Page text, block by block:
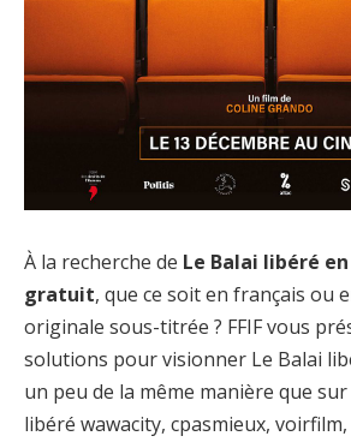
À la recherche de Le Balai libéré
gratuit, que ce soit en français ou
originale sous-titrée ? FFIF vous
solutions pour visionner Le Balai
un peu de la même manière que
libéré wawacity, cpasmieux,